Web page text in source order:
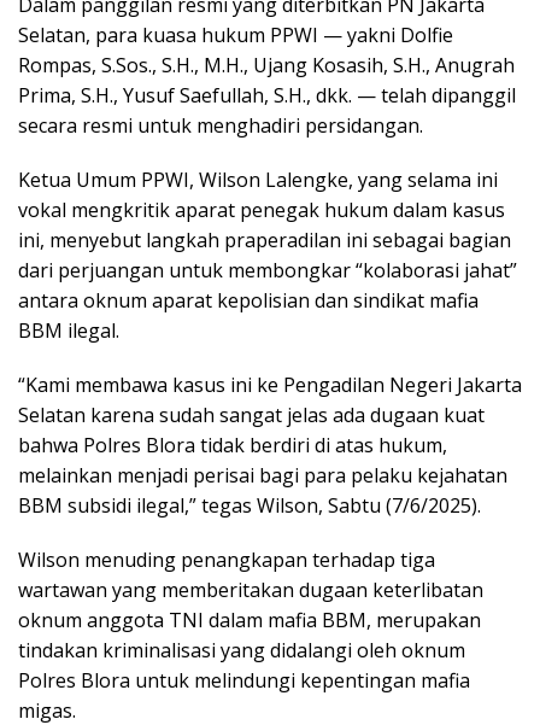
Selatan, para kuasa hukum PPWI — yakni Dolfie
Rompas, S.Sos., S.H., M.H., Ujang Kosasih, S.H., Anugrah
Prima, S.H., Yusuf Saefullah, S.H., dkk. — telah dipanggil
secara resmi untuk menghadiri persidangan.
Ketua Umum PPWI, Wilson Lalengke, yang selama ini
vokal mengkritik aparat penegak hukum dalam kasus
ini, menyebut langkah praperadilan ini sebagai bagian
dari perjuangan untuk membongkar “kolaborasi jahat”
antara oknum aparat kepolisian dan sindikat mafia
BBM ilegal.
“Kami membawa kasus ini ke Pengadilan Negeri Jakarta
Selatan karena sudah sangat jelas ada dugaan kuat
bahwa Polres Blora tidak berdiri di atas hukum,
melainkan menjadi perisai bagi para pelaku kejahatan
BBM subsidi ilegal,” tegas Wilson, Sabtu (7/6/2025).
Wilson menuding penangkapan terhadap tiga
wartawan yang memberitakan dugaan keterlibatan
oknum anggota TNI dalam mafia BBM, merupakan
tindakan kriminalisasi yang didalangi oleh oknum
Polres Blora untuk melindungi kepentingan mafia
migas.